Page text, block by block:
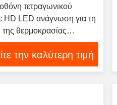
τετραγωνικού
HD LED ανάγνωση για τη
της θερμοκρασίας
νερού
την καλύτερη τιμή